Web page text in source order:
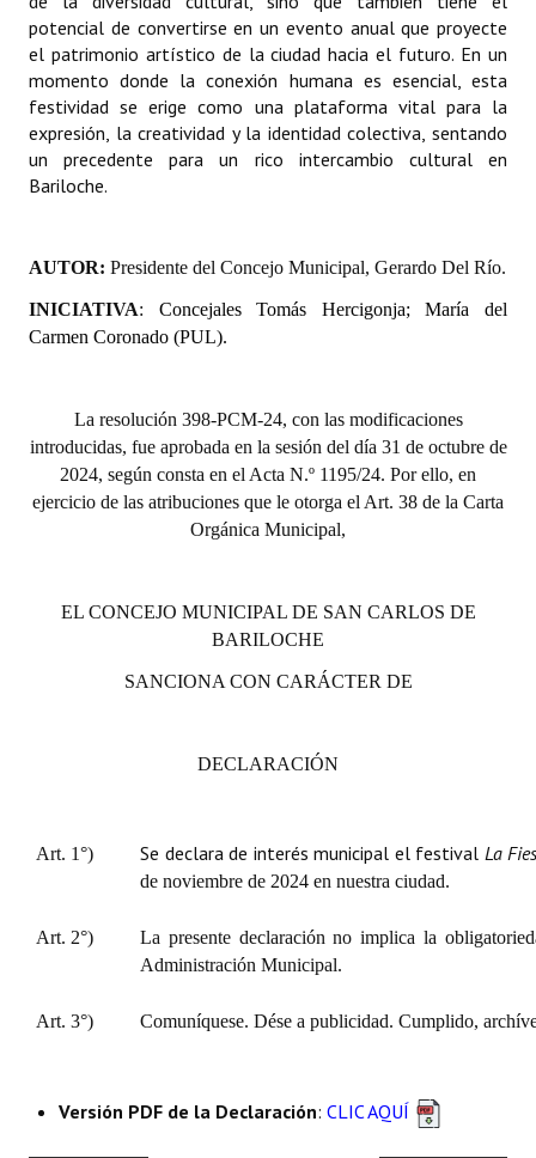
Ciudadano Ilustre - Registro
Banca del Vecino - Registro
Huéspedes de Honor - Registro
Antiguos Pobladores - Registro
Bariloche, Municipio intercultural
Entrega de distinciones
potencial de convertirse en un evento anual que proyecte
el patrimonio artístico de la ciudad hacia el futuro. En un
momento donde la conexión humana es esencial, esta
festividad se erige como una plataforma vital para la
expresión, la creatividad y la identidad colectiva, sentando
un precedente para un rico intercambio cultural en
Bariloche.
AUTOR: Presidente del Concejo Municipal, Gerardo Del Río.
INICIATIVA: Concejales Tomás Hercigonja; María del
Carmen Coronado (PUL).
La resolución 398-PCM-24, con las modificaciones
introducidas, fue aprobada en la sesión del día 31 de octubre de
2024, según consta en el Acta N.º 1195/24. Por ello, en
ejercicio de las atribuciones que le otorga el Art. 38 de la Carta
Orgánica Municipal,
EL CONCEJO MUNICIPAL DE SAN CARLOS DE
BARILOCHE
SANCIONA CON CARÁCTER DE
DECLARACIÓN
Art. 1°) Se declara de interés municipal el festival La
de noviembre de 2024 en nuestra ciudad.
Art. 2°)
La presente declaración no implica la
Administración Municipal.
Art. 3°) Comuníquese. Dése a publicidad. Cumplido,
Versión PDF de la Declaración: CLIC AQUÍ